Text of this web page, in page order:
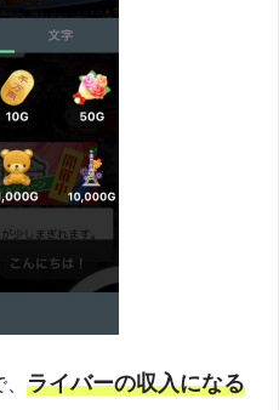
ライバーの収入になる